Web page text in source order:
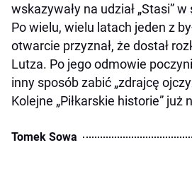
wskazywały na udział „Stasi”
Po wielu, wielu latach jeden z
otwarcie przyznał, że dostał
Lutza. Po jego odmowie
inny sposób zabić „zdrajcę
Kolejne „Piłkarskie historie” już
Tomek Sowa